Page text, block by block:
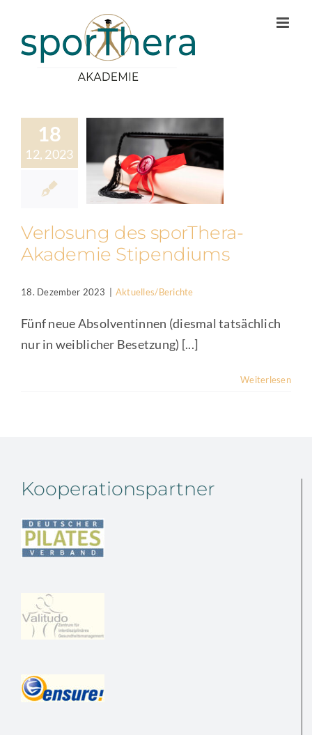
springen
18
12, 2023
Verlosung des sporThera-
Akademie Stipendiums
18. Dezember 2023 | Aktuelles/Berichte
Fünf neue Absolventinnen (diesmal tatsächlich
nur in weiblicher Besetzung) [...]
Weiterlesen
Kooperationspartner